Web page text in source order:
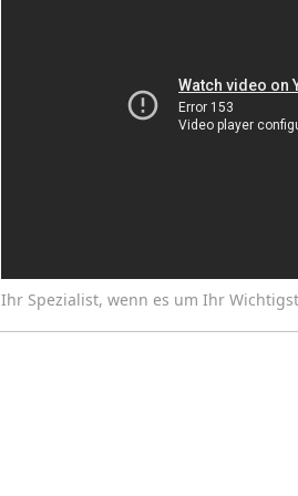
Ihr Spezialist, wenn es um Ihr